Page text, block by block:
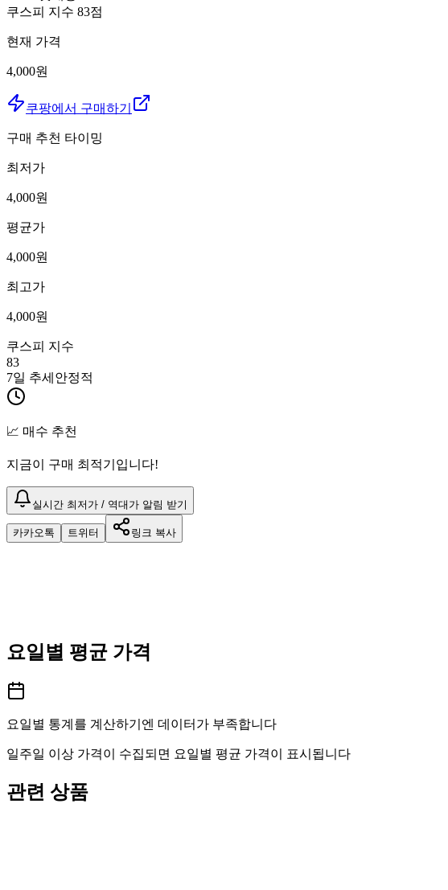
쿠스피 지수 83점
현재 가격
4,000원
쿠팡에서 구매하기
구매 추천 타이밍
최저가
4,000원
평균가
4,000원
최고가
4,000원
쿠스피 지수
83
7일 추세 안정적
📈 매수 추천
지금이 구매 최적기입니다!
실시간 최저가 / 역대가 알림 받기
카카오톡 트위터 링크 복사
요일별 평균 가격
요일별 통계를 계산하기엔 데이터가 부족합니다
일주일 이상 가격이 수집되면 요일별 평균 가격이 표시됩니다
관련 상품